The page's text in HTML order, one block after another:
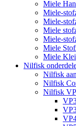
Miele
Miele-
Miele-
Miele
Miele-
Miele
Miele
Nilfisk
Nilfisk
Nilfisk
Nilfisk VP